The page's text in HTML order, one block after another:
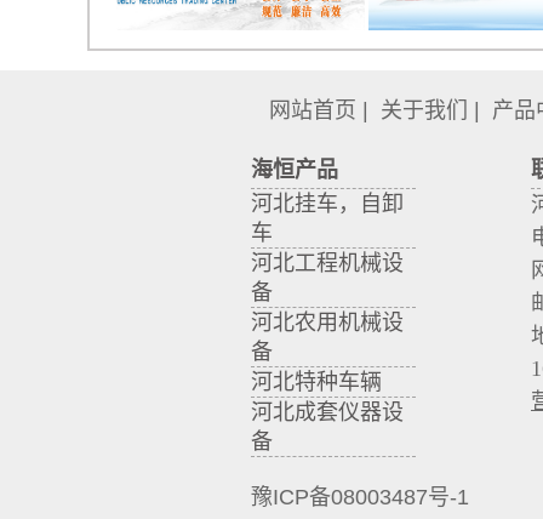
网站首页 关于我们 产品
海恒产品
河北挂车，自卸
车
河北工程机械设
备
河北农用机械设
备
河北特种车辆
河北成套仪器设
备
豫ICP备08003487号-1